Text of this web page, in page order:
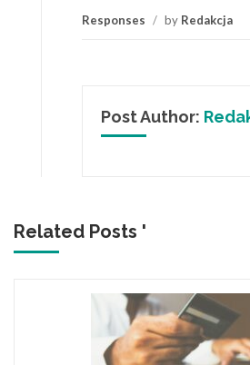
Responses / by Redakcja
Post Author:
Related Posts '